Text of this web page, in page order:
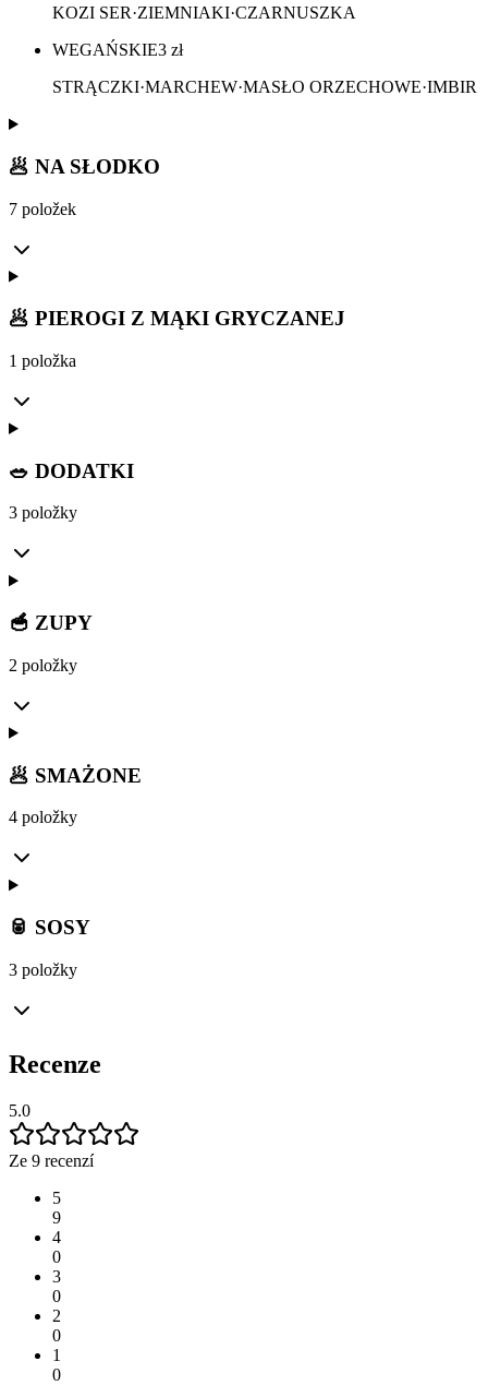
KOZI SER·ZIEMNIAKI·CZARNUSZKA
WEGAŃSKIE3 zł
STRĄCZKI·MARCHEW·MASŁO ORZECHOWE·IMBIR
🥟 NA SŁODKO
7 položek
🥟 PIEROGI Z MĄKI GRYCZANEJ
1 položka
🥗 DODATKI
3 položky
🥣 ZUPY
2 položky
🥟 SMAŻONE
4 položky
🥫 SOSY
3 položky
Recenze
5.0
Ze 9 recenzí
5
9
4
0
3
0
2
0
1
0